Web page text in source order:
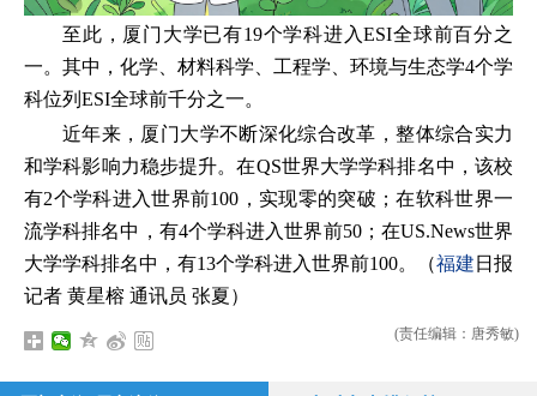
至此，厦门大学已有19个学科进入ESI全球前百分之
一。其中，化学、材料科学、工程学、环境与生态学4个学
科位列ESI全球前千分之一。
近年来，厦门大学不断深化综合改革，整体综合实力
和学科影响力稳步提升。在QS世界大学学科排名中，该校
有2个学科进入世界前100，实现零的突破；在软科世界一
流学科排名中，有4个学科进入世界前50；在US.News世界
大学学科排名中，有13个学科进入世界前100。（福建 日报
记者 黄星榕 通讯员 张夏）
(责任编辑：唐秀敏)